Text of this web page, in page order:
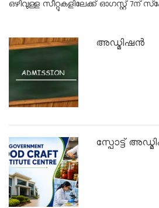
ഒഴിവുള്ള സീറ്റുകളിലേക്ക് ഓഗസ്റ്റ് 7ന്
അഡ്മിഷൻ
സ്പോട്ട്